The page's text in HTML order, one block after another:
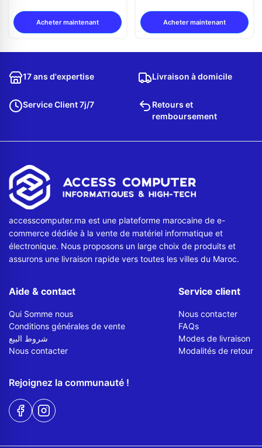
Acheter maintenant Acheter maintenant
17 ans d'expertise Livraison à domicile
Service Client 7j/7
Retours et
remboursement
accesscomputer.ma est une plateforme marocaine de e-
commerce dédiée à la vente de matériel informatique et
électronique. Nous proposons un large choix de produits et
assurons une livraison rapide vers toutes les villes du Maroc.
Aide & contact
Qui Somme nous
Conditions générales de vente
شروط البيع
Nous contacter
Service client
Nous contacter
FAQs
Modes de livraison
Modalités de retour
Rejoignez la communauté !